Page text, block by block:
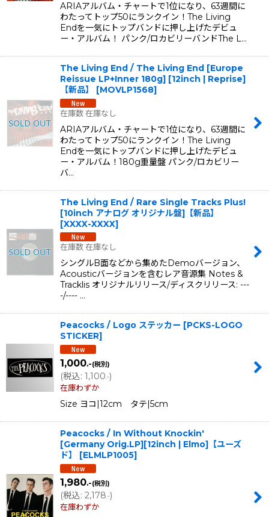
ARIAアルバム・チャートで1位になり、63週間に
わたってトップ50にランクイン！The Living
Endを一気にトップバンドに押し上げたデビュ
ー・アルバム！ パンク/ロカビリーバンドThe L…
The Living End / The Living End [Europe
Reissue LP+Inner 180g] [12inch | Reprise]
【新品】
[MOVLP1568]
在庫数 在庫なし
ARIAアルバム・チャートで1位になり、63週間に
わたってトップ50にランクイン！The Living
Endを一気にトップバンドに押し上げたデビュ
ー・アルバム！180g重量盤 パンク/ロカビリー
バ…
The Living End / Rare Single Tracks Plus!
[10inch アナログ オリジナル盤]【新品】
[XXXX-XXXX]
在庫数 在庫なし
シングルB面などから集めたDemoバージョン、
Acousticバージョンを含むレア音源集 Notes &
Tracklis オリジナルリリース/ディスクリリース: ---
-/---- …
Peacocks / Logo ステッカー [PCKS-LOGO
STICKER]
1,000.-(税別)
(税込: 1,100.-)
在庫わずか
Size ヨコ|12cm タテ|5cm
Peacocks / In Without Knockin'
[Germany Orig.LP][12inch | Elmo]【ユーズ
ド】
[ELMLP1005]
1,980.-(税別)
(税込: 2,178.-)
在庫わずか